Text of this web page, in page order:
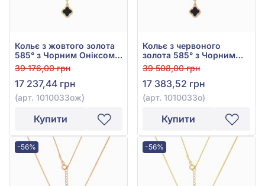
Кольє з жовтого золота
585° з Чорним Оніксом,
арт. 1010033ож
39 176,00 грн
17 237,44 грн
(арт. 1010033ож)
Купити
Кольє з червоного
золота 585° з Чорним
Оніксом, арт. 1010033о
39 508,00 грн
17 383,52 грн
(арт. 1010033о)
Купити
-56% -56%